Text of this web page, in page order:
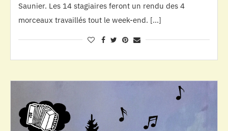
Saunier. Les 14 stagiaires feront un rendu des 4
morceaux travaillés tout le week-end. […]